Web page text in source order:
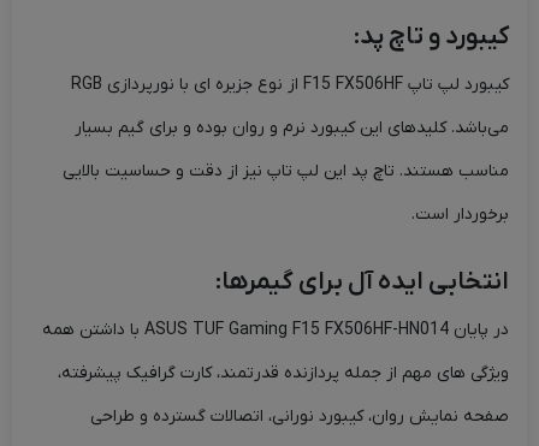
کیبورد و تاچ پد:
کیبورد لپ تاپ F15 FX506HF از نوع جزیره ای با نورپردازی RGB
می‌باشد. کلیدهای این کیبورد نرم و روان بوده و برای گیم بسیار
مناسب هستند. تاچ پد این لپ تاپ نیز از دقت و حساسیت بالایی
برخوردار است.
انتخابی ایده آل برای گیمرها:
در پایان ASUS TUF Gaming F15 FX506HF-HN014 با داشتن همه
ویژگی های مهم از جمله پردازنده قدرتمند، کارت گرافیک پیشرفته،
صفحه نمایش روان، کیبورد نورانی، اتصالات گسترده و طراحی